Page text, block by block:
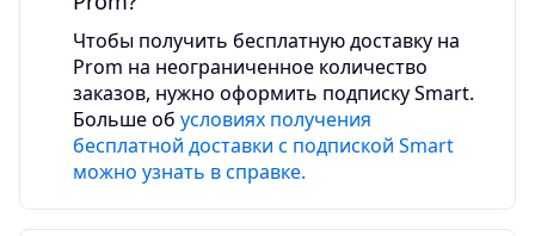
Чтобы получить бесплатную доставку на
Prom на неограниченное количество
заказов, нужно оформить подписку Smart.
Больше об условиях получения
бесплатной доставки с подпиской Smart
можно узнать в справке.